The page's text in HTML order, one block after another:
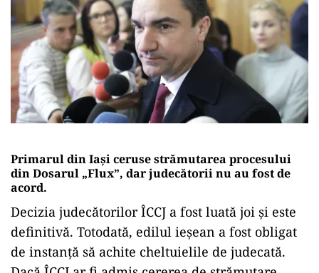
Primarul din Iași ceruse strămutarea procesului
din Dosarul „Flux”, dar judecătorii nu au fost de
acord.
Decizia judecătorilor ÎCCJ a fost luată joi şi este
definitivă. Totodată, edilul ieşean a fost obligat
de instanţă să achite cheltuielile de judecată.